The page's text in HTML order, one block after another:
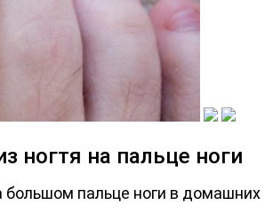
ногтя на пальце ноги
большом пальце ноги в домашних